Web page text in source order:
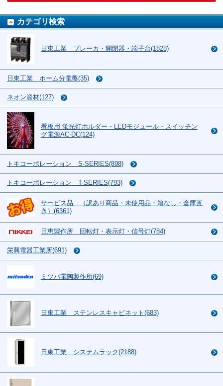
カテゴリ検索
日東工業 ブレーカ・開閉器・端子台(1828)
日東工業 ホーム分電盤(35)
ネオン資材(127)
看板用 蛍光灯ホルダー・LEDモジュール・スイッチン
グ電源AC-DC(124)
トキコーポレーション S-SERIES(898)
トキコーポレーション T-SERIES(793)
サービス品 （訳あり商品・未使用品・箱なし・倉庫置
き）(6361)
日恵製作所 回転灯・表示灯・信号灯(784)
栄興電器工業所(691)
ミツバ電陶製作所(69)
日東工業 ステンレスキャビネット(683)
日東工業 システムラック(2188)